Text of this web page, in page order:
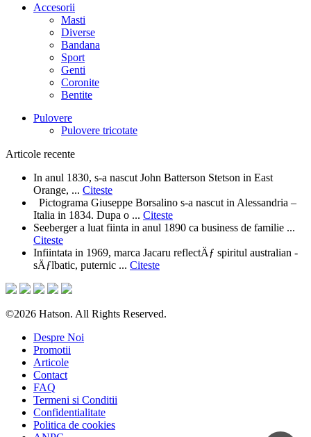
Accesorii
Masti
Diverse
Bandana
Sport
Genti
Coronite
Bentite
Pulovere
Pulovere tricotate
Articole recente
In anul 1830, s-a nascut John Batterson Stetson in East
Orange, ... Citeste
Pictograma Giuseppe Borsalino s-a nascut in Alessandria –
Italia in 1834. Dupa o ... Citeste
Seeberger a luat fiinta in anul 1890 ca business de familie ...
Citeste
Infiintata in 1969, marca Jacaru reflectÄƒ spiritul australian -
sÄƒlbatic, puternic ... Citeste
©2026 Hatson. All Rights Reserved.
Despre Noi
Promotii
Articole
Contact
FAQ
Termeni si Conditii
Confidentialitate
Politica de cookies